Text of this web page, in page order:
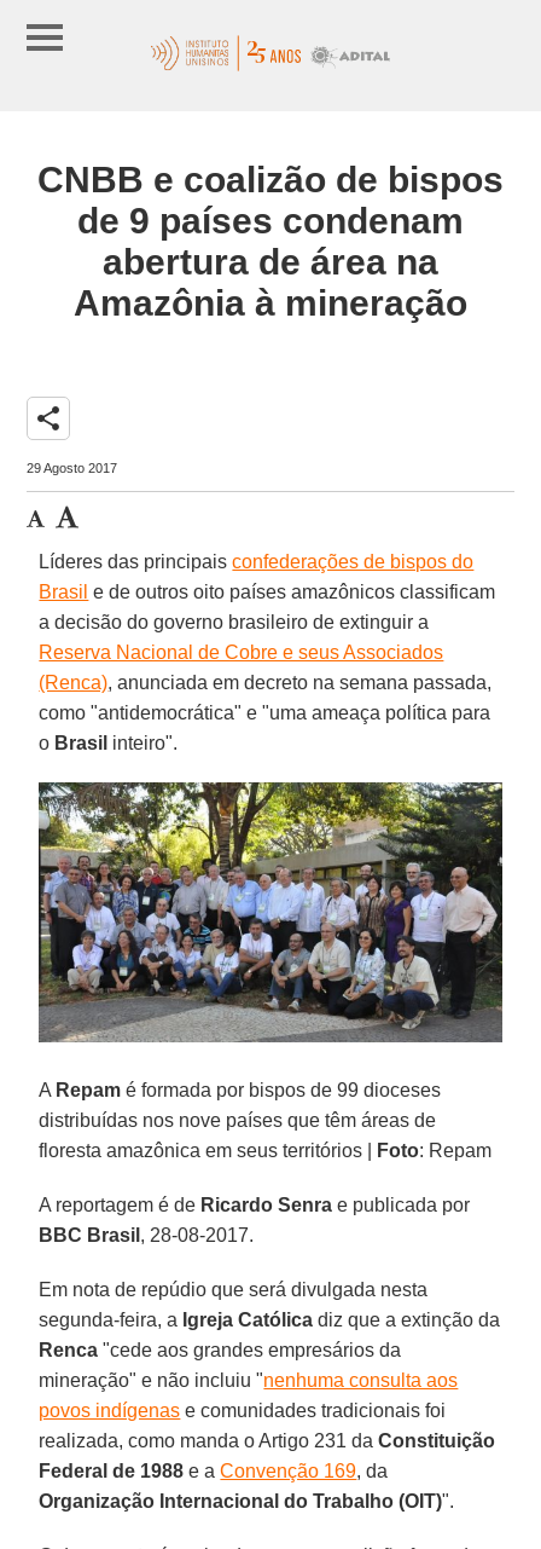
CNBB e coalizão de bispos
de 9 países condenam
abertura de área na
Amazônia à mineração
share
29 Agosto 2017
Líderes das principaisconfederações de bispos do
Brasil e de outros oito países amazônicos classificam
a decisão do governo brasileiro de extinguir a
Reserva Nacional de Cobre e seus Associados
(Renca), anunciada em decreto na semana passada,
como "antidemocrática" e "uma ameaça política para
o Brasil inteiro".
A Repam é formada por bispos de 99 dioceses
distribuídas nos nove países que têm áreas de
floresta amazônica em seus territórios |
Foto: Repam
A reportagem é de Ricardo Senra e publicada por
BBC Brasil , 28-08-2017.
Em nota de repúdio que será divulgada nesta
segunda-feira, a Igreja Católica diz que a extinção da
Renca "cede aos grandes empresários da
mineração" e não incluiu "nenhuma consulta aos
povos indígenas e comunidades tradicionais foi
realizada, como manda o Artigo 231 daConstituição
Federal de 1988 e aConvenção 169, da
Organização Internacional do Trabalho (OIT)".